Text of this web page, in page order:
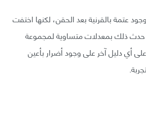
عتمة بالقرنية بعد الحقن، لكنها اختفت
ذلك بمعدلات متساوية لمجموعة
أي دليل آخر على وجود أضرار بأعين